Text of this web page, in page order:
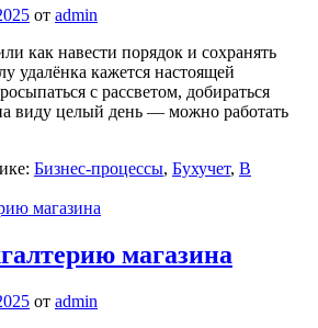
от admin
как навести порядок и сохранять
удалёнка кажется настоящей
с рассветом, добираться
виду целый день — можно работать
Бизнес-процессы, Бухучет, В
магазина
от admin